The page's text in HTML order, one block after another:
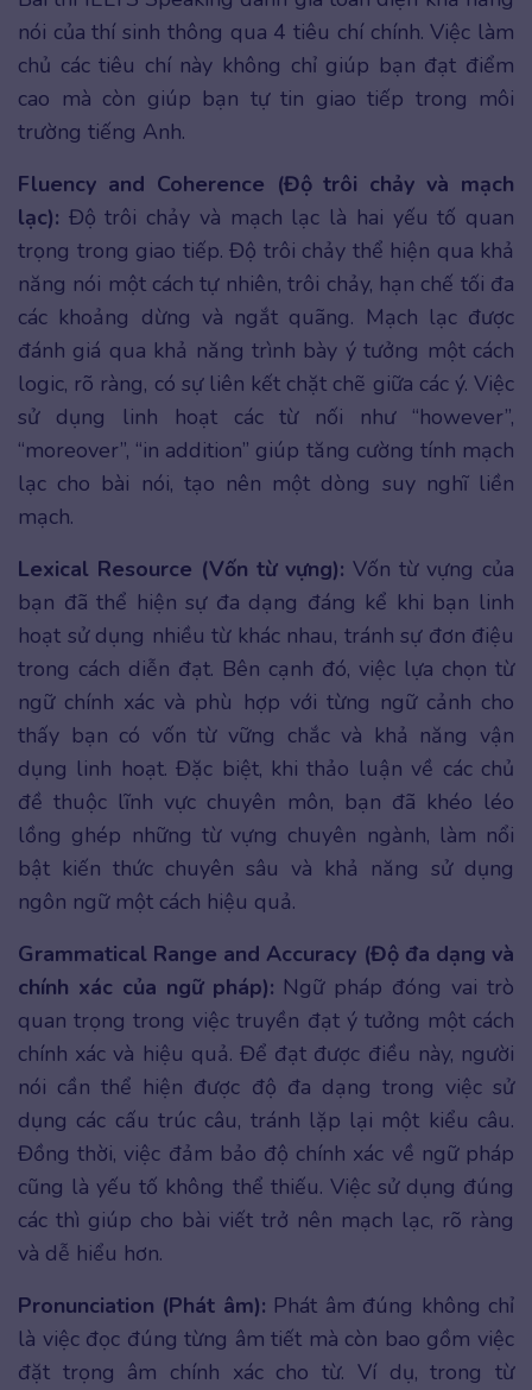
nói của thí sinh thông qua 4 tiêu chí chính. Việc làm
chủ các tiêu chí này không chỉ giúp bạn đạt điểm
cao mà còn giúp bạn tự tin giao tiếp trong môi
trường tiếng Anh.
Fluency and Coherence (Độ trôi chảy và mạch
lạc): Độ trôi chảy và mạch lạc là hai yếu tố quan
trọng trong giao tiếp. Độ trôi chảy thể hiện qua khả
năng nói một cách tự nhiên, trôi chảy, hạn chế tối đa
các khoảng dừng và ngắt quãng. Mạch lạc được
đánh giá qua khả năng trình bày ý tưởng một cách
logic, rõ ràng, có sự liên kết chặt chẽ giữa các ý. Việc
sử dụng linh hoạt các từ nối như “however”,
“moreover”, “in addition” giúp tăng cường tính mạch
lạc cho bài nói, tạo nên một dòng suy nghĩ liền
mạch.
Lexical Resource (Vốn từ vựng): Vốn từ vựng của
bạn đã thể hiện sự đa dạng đáng kể khi bạn linh
hoạt sử dụng nhiều từ khác nhau, tránh sự đơn điệu
trong cách diễn đạt. Bên cạnh đó, việc lựa chọn từ
ngữ chính xác và phù hợp với từng ngữ cảnh cho
thấy bạn có vốn từ vững chắc và khả năng vận
dụng linh hoạt. Đặc biệt, khi thảo luận về các chủ
đề thuộc lĩnh vực chuyên môn, bạn đã khéo léo
lồng ghép những từ vựng chuyên ngành, làm nổi
bật kiến thức chuyên sâu và khả năng sử dụng
ngôn ngữ một cách hiệu quả.
Grammatical Range and Accuracy (Độ đa dạng và
chính xác của ngữ pháp): Ngữ pháp đóng vai trò
quan trọng trong việc truyền đạt ý tưởng một cách
chính xác và hiệu quả. Để đạt được điều này, người
nói cần thể hiện được độ đa dạng trong việc sử
dụng các cấu trúc câu, tránh lặp lại một kiểu câu.
Đồng thời, việc đảm bảo độ chính xác về ngữ pháp
cũng là yếu tố không thể thiếu. Việc sử dụng đúng
các thì giúp cho bài viết trở nên mạch lạc, rõ ràng
và dễ hiểu hơn.
Pronunciation (Phát âm): Phát âm đúng không chỉ
là việc đọc đúng từng âm tiết mà còn bao gồm việc
đặt trọng âm chính xác cho từ. Ví dụ, trong từ